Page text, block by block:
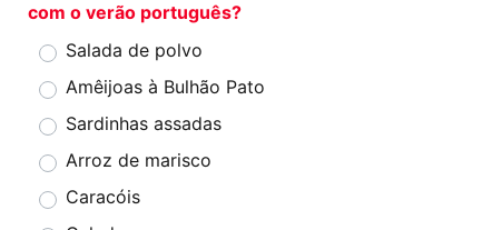
com o verão português?
Salada de polvo
Amêijoas à Bulhão Pato
Sardinhas assadas
Arroz de marisco
Caracóis